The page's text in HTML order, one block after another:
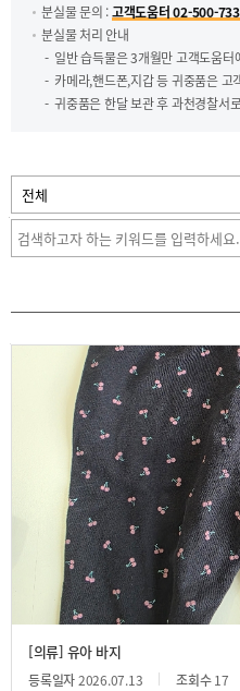
분실물 문의 :고객도움터 02-500-
분실물 처리 안내
일반 습득물은 3개월만 고객도움터
카메라,핸드폰,지갑 등 귀중품은 고
귀중품은 한달 보관 후 과천경찰서
[의류] 유아 바지
등록일자2026.07.13 조회수17